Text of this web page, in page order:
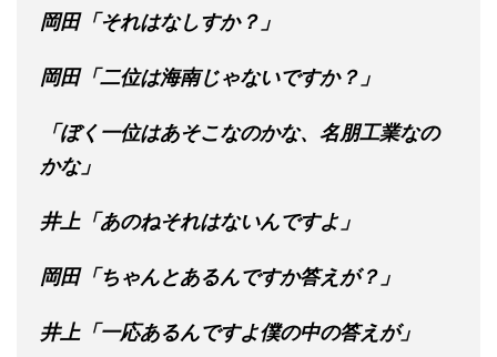
岡田「それはなしすか？」
岡田「二位は海南じゃないですか？」
「ぼく一位はあそこなのかな、名朋工業なの
かな」
井上「あのねそれはないんですよ」
岡田「ちゃんとあるんですか答えが？」
井上「一応あるんですよ僕の中の答えが」